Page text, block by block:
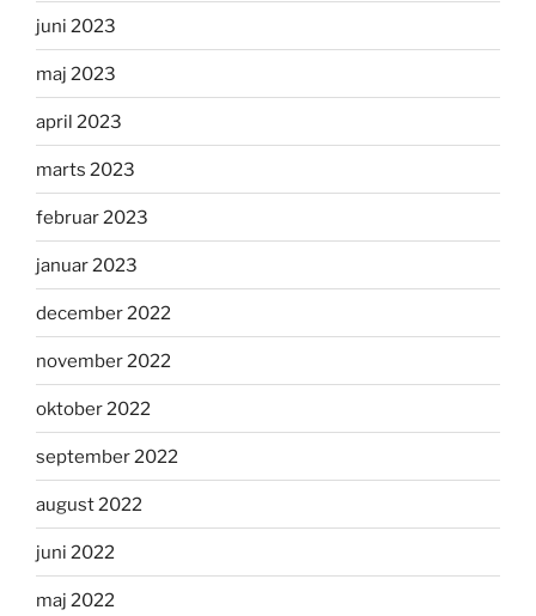
juni 2023
maj 2023
april 2023
marts 2023
februar 2023
januar 2023
december 2022
november 2022
oktober 2022
september 2022
august 2022
juni 2022
maj 2022